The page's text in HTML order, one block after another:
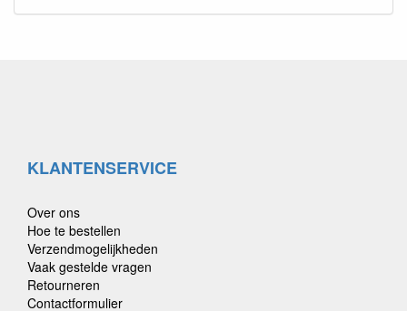
KLANTENSERVICE
Over ons
Hoe te bestellen
Verzendmogelijkheden
Vaak gestelde vragen
Retourneren
Contactformulier